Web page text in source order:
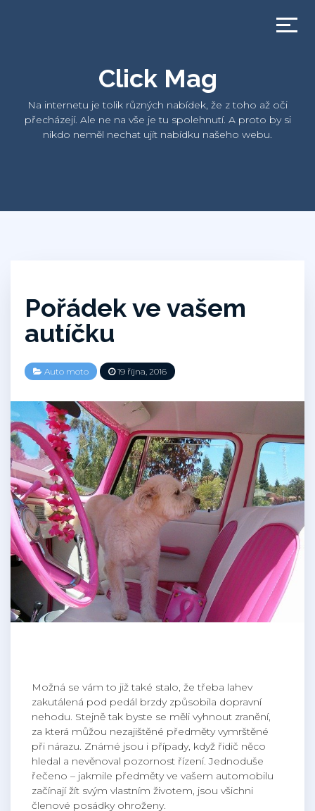
Click Mag
Na internetu je tolik různých nabídek, že z toho až oči
přecházejí. Ale ne na vše je tu spolehnutí. A proto by si
nikdo neměl nechat ujít nabídku našeho webu.
Pořádek ve vašem
autíčku
Auto moto 19 října, 2016
Možná se vám to již také stalo, že třeba lahev
zakutálená pod pedál brzdy způsobila dopravní
nehodu. Stejně tak byste se měli vyhnout zranění,
za která můžou nezajištěné předměty vymrštěné
při nárazu. Známé jsou i případy, když řidič něco
hledal a nevěnoval pozornost řízení. Jednoduše
řečeno – jakmile předměty ve vašem automobilu
začínají žít svým vlastním životem, jsou všichni
členové posádky ohroženy.